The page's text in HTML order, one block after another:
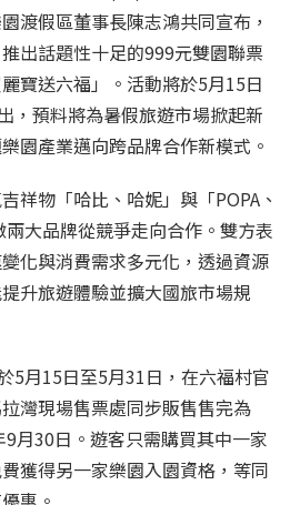
渡假區董事長陳志鴻共同宣布，
出話題性十足的999元雙園聯票
寶送六福」。活動將於5月15日
，預料將為暑假旅遊市場掀起新
園產業邁向跨品牌合作新模式。
祥物「哈比、哈妮」與「POPA、
大品牌從競爭走向合作。雙方表
化與消費需求多元化，透過資源
升旅遊體驗並擴大國旅市場規
5月15日至5月31日，在六福村官
灣現場售票處同步販售售完為
月30日。遊客只需購買其中一家
獲得另一家樂園入園資格，等同